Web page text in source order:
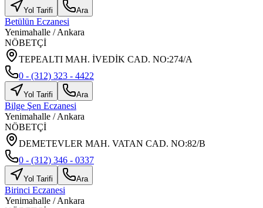
Yol Tarifi Ara
Betülün Eczanesi
Yenimahalle /Ankara
NÖBETÇİ
TEPEALTI MAH. İVEDİK CAD. NO:274/A
0 - (312) 323 - 4422
Yol Tarifi Ara
Bilge Şen Eczanesi
Yenimahalle /Ankara
NÖBETÇİ
DEMETEVLER MAH. VATAN CAD. NO:82/B
0 - (312) 346 - 0337
Yol Tarifi Ara
Birinci Eczanesi
Yenimahalle /Ankara